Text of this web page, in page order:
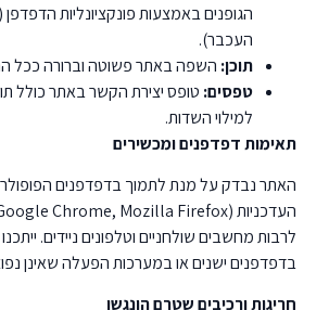
העכבר).
תוכן: השפה באתר פשוטה וברורה ככל
טפסים: טופס יצירת הקשר באתר כולל
למילוי השדות.
תאימות דפדפנים ומכשירים
האתר נבדק על מנת לתמוך בדפדפנים
לרבות מחשבים שולחניים וטלפונים ניידים.
בדפדפנים ישנים או במערכות הפעלה שאינן
חריגות ורכיבים שטרם הונגשו